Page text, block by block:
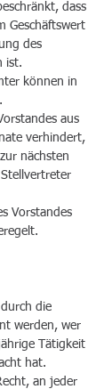
dass
Geschäftswert
des
ist.
können in
aus
verhindert,
nächsten
Vorstandes
die
werden, wer
Tätigkeit
hat.
an jeder